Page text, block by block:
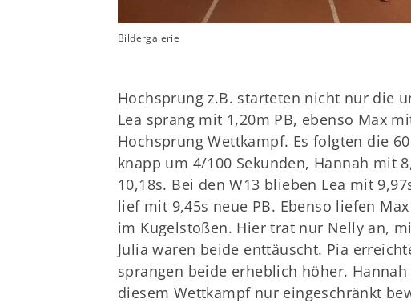
Bildergalerie
Hochsprung z.B. starteten nicht nur die
Lea sprang mit 1,20m PB, ebenso Max
Hochsprung Wettkampf. Es folgten die
knapp um 4/100 Sekunden, Hannah mit
10,18s. Bei den W13 blieben Lea mit
lief mit 9,45s neue PB. Ebenso liefen
im Kugelstoßen. Hier trat nur Nelly an,
Julia waren beide enttäuscht. Pia
sprangen beide erheblich höher.
diesem Wettkampf nur eingeschränkt